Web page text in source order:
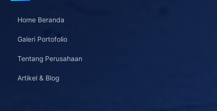
Home Beranda
Galeri Portofolio
Tentang Perusahaan
Artikel & Blog